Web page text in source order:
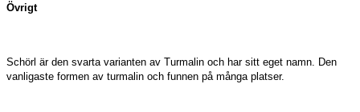
Övrigt
Schörl är den svarta varianten av Turmalin och har sitt eget namn. Den
vanligaste formen av turmalin och funnen på många platser.